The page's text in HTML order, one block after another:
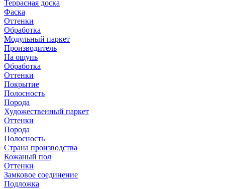
Террасная доска
Фаска
Оттенки
Обработка
Модульный паркет
Производитель
На ощупь
Обработка
Оттенки
Покрытие
Полосность
Порода
Художественный паркет
Оттенки
Порода
Полосность
Страна производства
Кожаный пол
Оттенки
Замковое соединение
Подложка